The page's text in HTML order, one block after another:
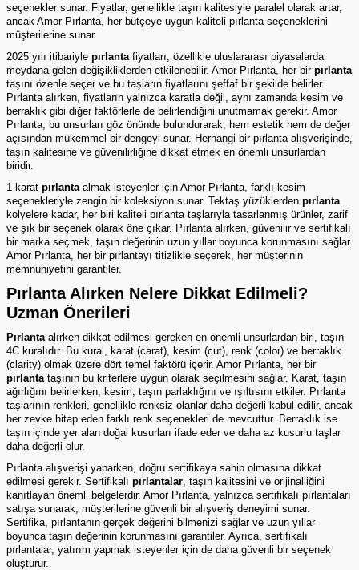
seçenekler sunar. Fiyatlar, genellikle taşın kalitesiyle paralel olarak artar,
ancak Amor Pırlanta, her bütçeye uygun kaliteli pırlanta seçeneklerini
müşterilerine sunar.
2025 yılı itibariyle pırlanta fiyatları, özellikle uluslararası piyasalarda
meydana gelen değişikliklerden etkilenebilir. Amor Pırlanta, her bir pırlanta
taşını özenle seçer ve bu taşların fiyatlarını şeffaf bir şekilde belirler.
Pırlanta alırken, fiyatların yalnızca karatla değil, aynı zamanda kesim ve
berraklık gibi diğer faktörlerle de belirlendiğini unutmamak gerekir. Amor
Pırlanta, bu unsurları göz önünde bulundurarak, hem estetik hem de değer
açısından mükemmel bir dengeyi sunar. Herhangi bir pırlanta alışverişinde,
taşın kalitesine ve güvenilirliğine dikkat etmek en önemli unsurlardan
biridir.
1 karat pırlanta almak isteyenler için Amor Pırlanta, farklı kesim
seçenekleriyle zengin bir koleksiyon sunar. Tektaş yüzüklerden pırlanta
kolyelere kadar, her biri kaliteli pırlanta taşlarıyla tasarlanmış ürünler, zarif
ve şık bir seçenek olarak öne çıkar. Pırlanta alırken, güvenilir ve sertifikalı
bir marka seçmek, taşın değerinin uzun yıllar boyunca korunmasını sağlar.
Amor Pırlanta, her bir pırlantayı titizlikle seçerek, her müşterinin
memnuniyetini garantiler.
Pırlanta Alırken Nelere Dikkat Edilmeli?
Uzman Önerileri
Pırlanta alırken dikkat edilmesi gereken en önemli unsurlardan biri, taşın
4C kuralıdır. Bu kural, karat (carat), kesim (cut), renk (color) ve berraklık
(clarity) olmak üzere dört temel faktörü içerir. Amor Pırlanta, her bir
pırlanta taşının bu kriterlere uygun olarak seçilmesini sağlar. Karat, taşın
ağırlığını belirlerken, kesim, taşın parlaklığını ve ışıltısını etkiler. Pırlanta
taşlarının renkleri, genellikle renksiz olanlar daha değerli kabul edilir, ancak
her zevke hitap eden farklı renk seçenekleri de mevcuttur. Berraklık ise
taşın içinde yer alan doğal kusurları ifade eder ve daha az kusurlu taşlar
daha değerli olur.
Pırlanta alışverişi yaparken, doğru sertifikaya sahip olmasına dikkat
edilmesi gerekir. Sertifikalı pırlantalar , taşın kalitesini ve orijinalliğini
kanıtlayan önemli belgelerdir. Amor Pırlanta , yalnızca sertifikalı pırlantaları
satışa sunarak, müşterilerine güvenli bir alışveriş deneyimi sunar.
Sertifika, pırlantanın gerçek değerini bilmenizi sağlar ve uzun yıllar
boyunca taşın değerinin korunmasını garantiler. Ayrıca, sertifikalı
pırlantalar, yatırım yapmak isteyenler için de daha güvenli bir seçenek
oluşturur.